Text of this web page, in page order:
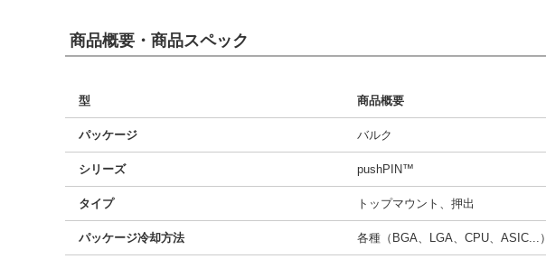
商品概要・商品スペック
型 商品概要
パッケージ バルク
シリーズ pushPIN™
タイプ トップマウント、押出
パッケージ冷却方法 各種（BGA、LGA、CPU、ASIC...）